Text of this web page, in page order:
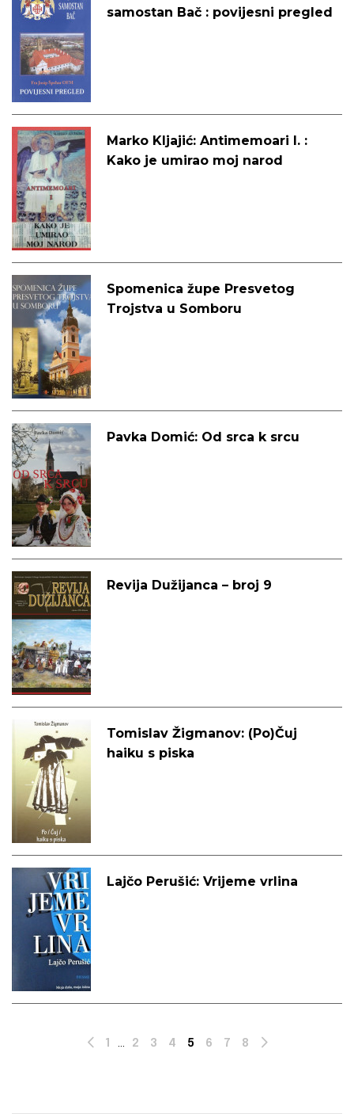
samostan Bač : povijesni pregled
Marko Kljajić: Antimemoari I. :
Kako je umirao moj narod
Spomenica župe Presvetog
Trojstva u Somboru
Pavka Domić: Od srca k srcu
Revija Dužijanca – broj 9
Tomislav Žigmanov: (Po)Čuj
haiku s piska
Lajčo Perušić: Vrijeme vrlina
Prev1 ... 2 3 4 5 6 7 8 Next